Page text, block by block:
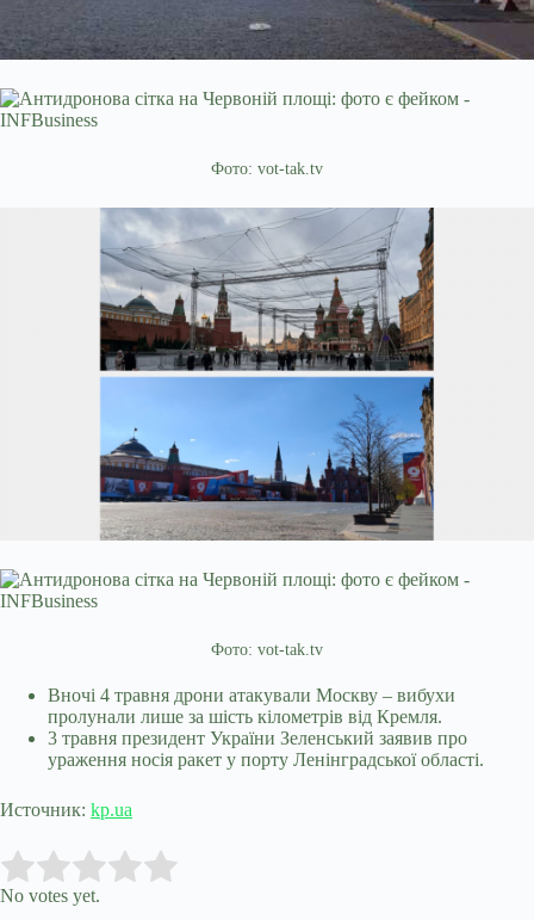
Фото: vot-tak.tv
Фото: vot-tak.tv
Вночі 4 травня дрони атакували Москву – вибухи
пролунали лише за шість кілометрів від Кремля.
3 травня президент України Зеленський заявив про
ураження носія ракет у порту Ленінградської області.
Источник: kp.ua
Rate this item:
No votes yet.